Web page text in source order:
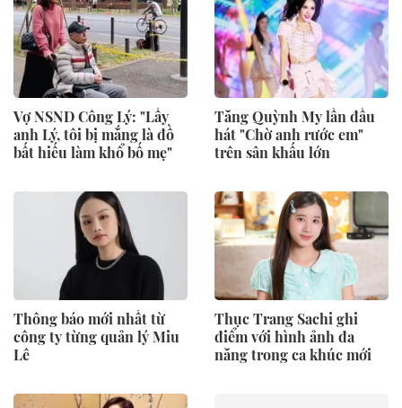
Vợ NSND Công Lý: "Lấy
anh Lý, tôi bị mắng là đồ
bất hiếu làm khổ bố mẹ"
Tăng Quỳnh My lần đầu
hát "Chờ anh rước em"
trên sân khấu lớn
Thông báo mới nhất từ
công ty từng quản lý Miu
Lê
Thục Trang Sachi ghi
điểm với hình ảnh đa
năng trong ca khúc mới